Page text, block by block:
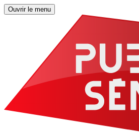
Ouvrir le menu